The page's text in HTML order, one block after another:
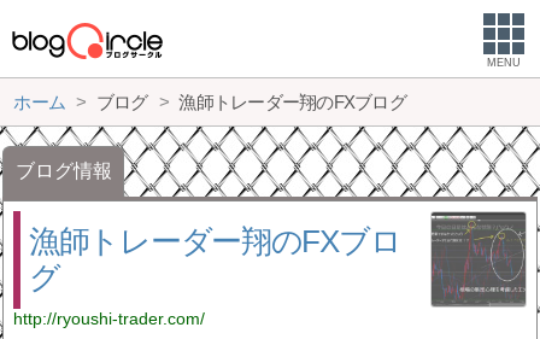
MENU
ホーム ブログ 漁師トレーダー翔のFXブログ
ブログ情報
漁師トレーダー翔のFXブロ
グ
http://ryoushi-trader.com/